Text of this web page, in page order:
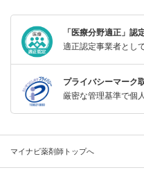
「医療分野適正」認
適正認定事業者とし
プライバシーマーク
厳密な管理基準で個
マイナビ薬剤師トップへ